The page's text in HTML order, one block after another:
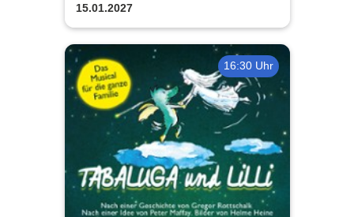
15.01.2027
16:30 Uhr